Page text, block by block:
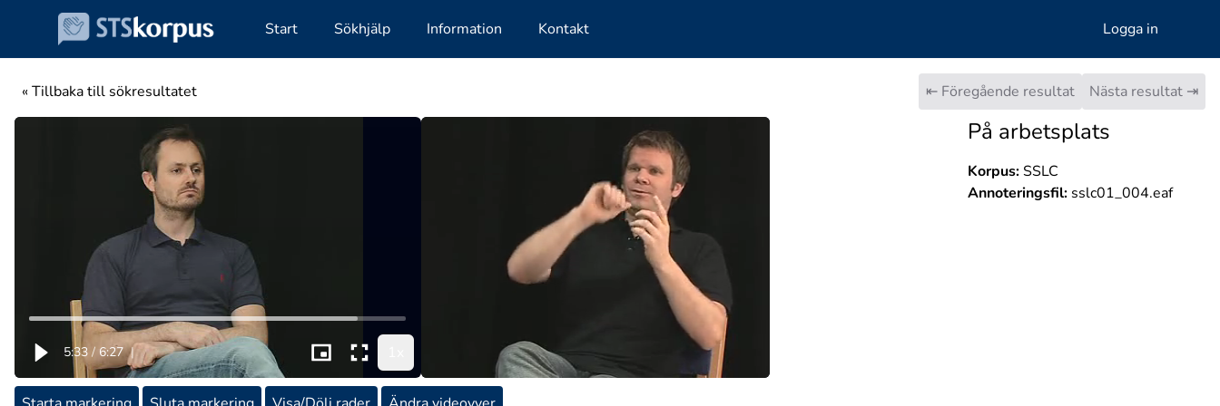
Start Sökhjälp Information Kontakt Logga in
« Tillbaka till sökresultatet ⇤ Föregående resultat Nästa resultat ⇥
5:33 / 6:27 |
På arbetsplats
Korpus:SSLC
Annoteringsfil:sslc01_004.eaf